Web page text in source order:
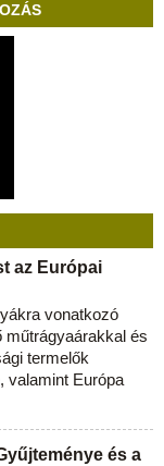
az Európai
vonatkozó
és
termelők
valamint Európa
és a